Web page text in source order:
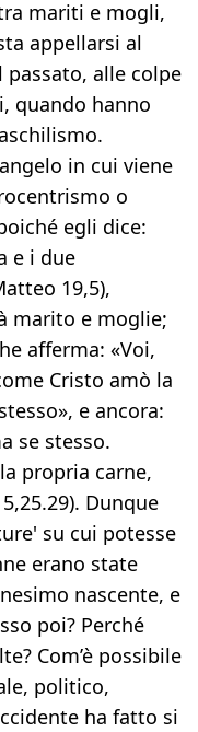
mariti e mogli,
appellarsi al
alle colpe
quando hanno
in cui viene
o
egli dice:
e i due
19,5),
marito e moglie;
afferma: «Voi,
Cristo amò la
e ancora:
se stesso.
propria carne,
Dunque
su cui potesse
erano state
nascente, e
poi? Perché
Com’è possibile
politico,
ha fatto si